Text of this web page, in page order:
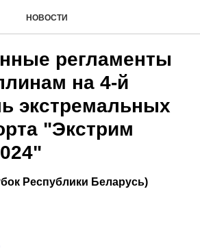
НОВОСТИ
регламенты
на 4-й
экстремальных
"Экстрим
Республики Беларусь)